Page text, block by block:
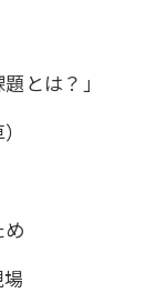
とは？」